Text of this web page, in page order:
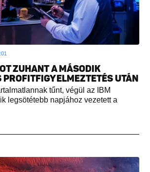
ZUHANT A MÁSODIK
PROFITFIGYELMEZTETÉS UTÁN
tűnt, végül az IBM
legsötétebb napjához vezetett a